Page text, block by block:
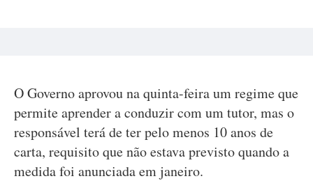
O Governo aprovou na quinta-feira um regime que
permite aprender a conduzir com um tutor, mas o
responsável terá de ter pelo menos 10 anos de
carta, requisito que não estava previsto quando a
medida foi anunciada em janeiro.